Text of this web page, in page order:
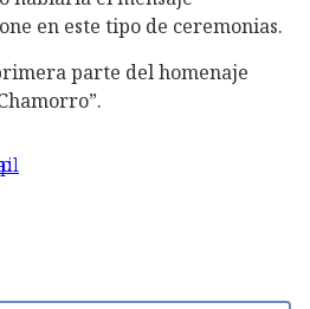
en este tipo de ceremonias.
parte del homenaje